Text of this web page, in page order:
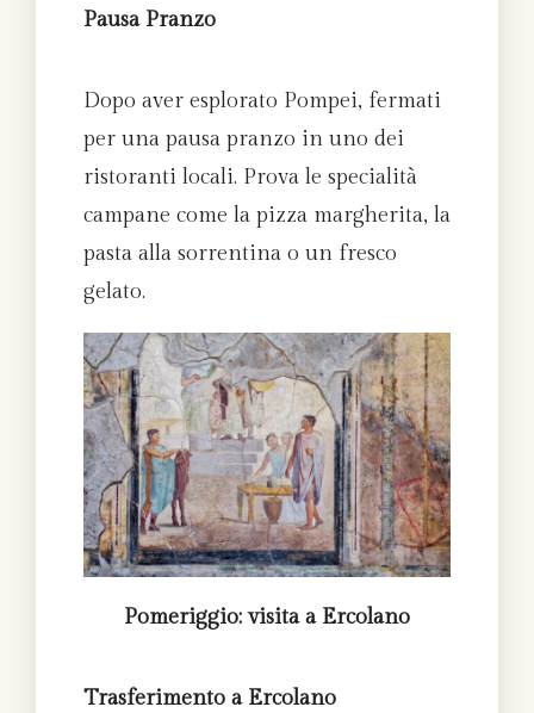
Pausa Pranzo
Dopo aver esplorato Pompei, fermati
per una pausa pranzo in uno dei
ristoranti locali. Prova le specialità
campane come la pizza margherita, la
pasta alla sorrentina o un fresco
gelato.
Pomeriggio: visita a Ercolano
Trasferimento a Ercolano